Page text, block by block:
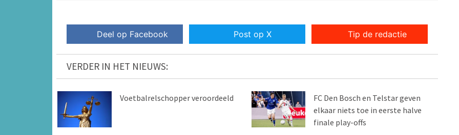
Deel op Facebook Post op X Tip de redactie
VERDER IN HET NIEUWS:
Voetbalrelschopper veroordeeld
FC Den Bosch en Telstar geven
elkaar niets toe in eerste halve
finale play-offs